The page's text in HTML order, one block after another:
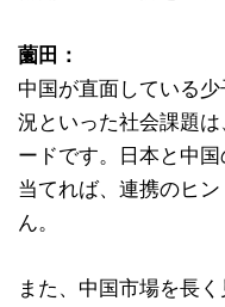
薗田：
中国が直面している
況といった社会課題
ードです。日本と中
当てれば、連携のヒ
ん。
また、中国市場を長